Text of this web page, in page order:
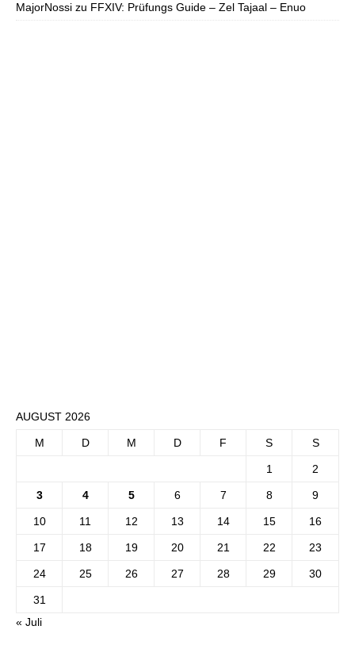
MajorNossi zu FFXIV: Prüfungs Guide – Zel Tajaal – Enuo
AUGUST 2026
M D M D F S S
1 2
3 4 5 6 7 8 9
10 11 12 13 14 15 16
17 18 19 20 21 22 23
24 25 26 27 28 29 30
31
« Juli